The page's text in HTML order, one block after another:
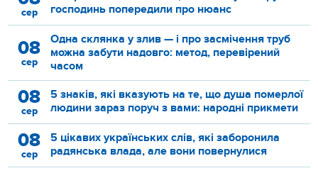
сер
господинь попередили про нюанс
08
сер
Одна склянка у злив — і про засмічення труб
можна забути надовго: метод, перевірений
часом
08
сер
5 знаків, які вказують на те, що душа померлої
людини зараз поруч з вами: народні прикмети
08
сер
5 цікавих українських слів, які заборонила
радянська влада, але вони повернулися